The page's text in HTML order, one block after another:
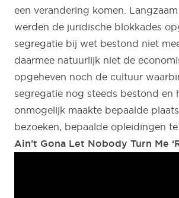
een verandering komen.
werden de juridische blokkades
segregatie bij wet bestond niet
daarmee natuurlijk niet de
opgeheven noch de cultuur
segregatie nog steeds bestond en
onmogelijk maakte bepaalde
bezoeken, bepaalde opleidingen
Ain’t Gona Let Nobody Turn Me